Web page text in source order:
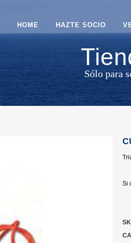
HOME HAZTE SOCIO
Sólo para
Si